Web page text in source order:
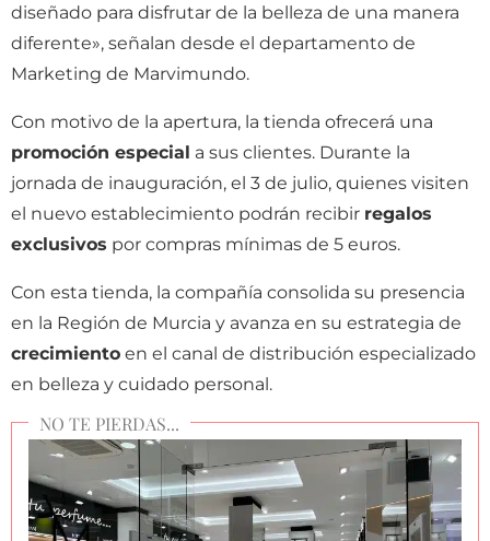
diseñado para disfrutar de la belleza de una manera
diferente», señalan desde el departamento de
Marketing de Marvimundo.
Con motivo de la apertura, la tienda ofrecerá una
promoción especial a sus clientes. Durante la
jornada de inauguración, el 3 de julio, quienes visiten
el nuevo establecimiento podrán recibir regalos
exclusivos por compras mínimas de 5 euros.
Con esta tienda, la compañía consolida su presencia
en la Región de Murcia y avanza en su estrategia de
crecimiento en el canal de distribución especializado
en belleza y cuidado personal.